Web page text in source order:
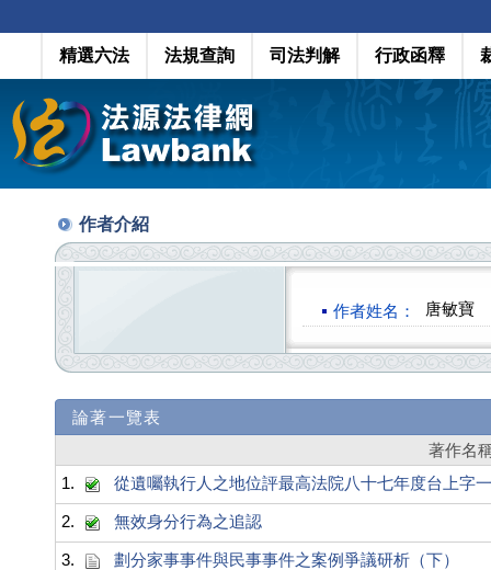
精選六法 法規查詢 司法判解 行政函釋
作者介紹
作者姓名： 唐敏寶
論著一覽表
著作名
1.
從遺囑執行人之地位評最高法院八十七年度台上字
2. 無效身分行為之追認
3. 劃分家事事件與民事事件之案例爭議研析（下）